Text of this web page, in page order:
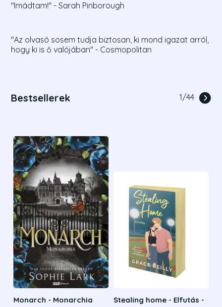
"Imádtam!" - Sarah Pinborough
"Az olvasó sosem tudja biztosan, ki mond igazat arról,
hogy ki is ő valójában" - Cosmopolitan
Bestsellerek 1/44
Monarch - Monarchia
Stealing home - Elfutás -